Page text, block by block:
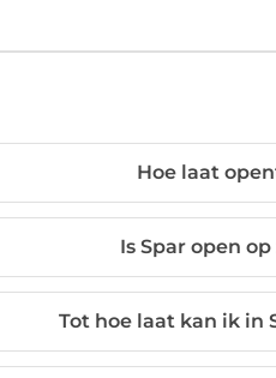
Hoe laat
Is Spar open
Tot hoe laat kan ik in